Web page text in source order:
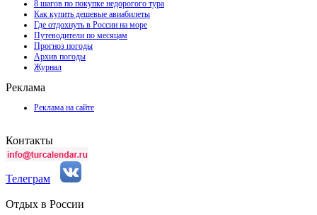
8 шагов по покупке недорогого тура
Как купить дешевые авиабилеты
Где отдохнуть в России на море
Путеводители по месяцам
Прогноз погоды
Архив погоды
Журнал
Реклама
Реклама на сайте
Контакты
Телеграм
Отдых в России